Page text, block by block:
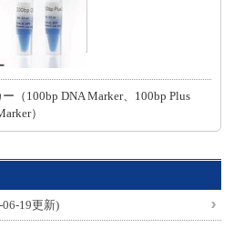
（100bp DNA Marker、100bp Plus
）
19更新)